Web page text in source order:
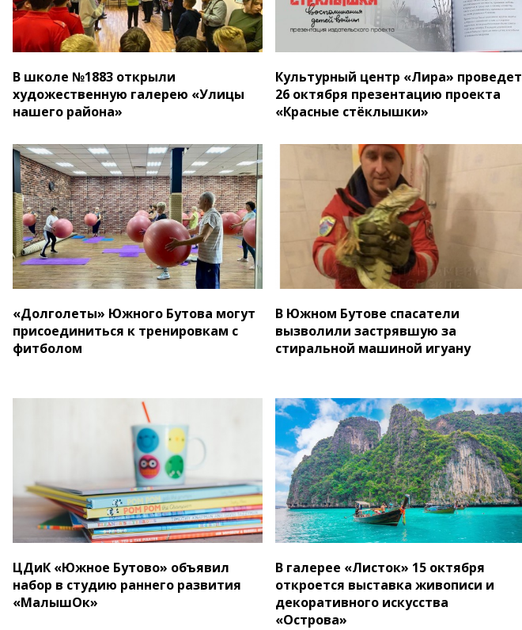
В школе №1883 открыли
художественную галерею «Улицы
нашего района»
Культурный центр «Лира» проведет
26 октября презентацию проекта
«Красные стёклышки»
«Долголеты» Южного Бутова могут
присоединиться к тренировкам с
фитболом
В Южном Бутове спасатели
вызволили застрявшую за
стиральной машиной игуану
ЦДиК «Южное Бутово» объявил
набор в студию раннего развития
«МалышОк»
В галерее «Листок» 15 октября
откроется выставка живописи и
декоративного искусства
«Острова»